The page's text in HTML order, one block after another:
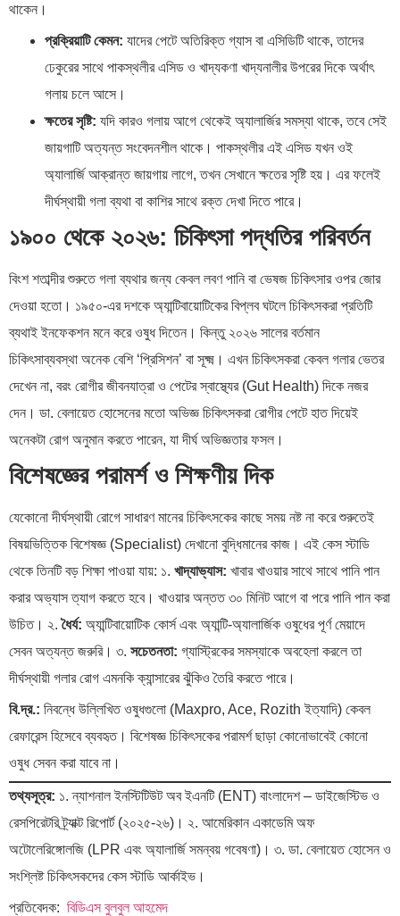
থাকেন।
প্রক্রিয়াটি কেমন: যাদের পেটে অতিরিক্ত গ্যাস বা এসিডিটি থাকে, তাদের
ঢেকুরের সাথে পাকস্থলীর এসিড ও খাদ্যকণা খাদ্যনালীর উপরের দিকে অর্থাৎ
গলায় চলে আসে।
ক্ষতের সৃষ্টি: যদি কারও গলায় আগে থেকেই অ্যালার্জির সমস্যা থাকে, তবে সেই
জায়গাটি অত্যন্ত সংবেদনশীল থাকে। পাকস্থলীর এই এসিড যখন ওই
অ্যালার্জি আক্রান্ত জায়গায় লাগে, তখন সেখানে ক্ষতের সৃষ্টি হয়। এর ফলেই
দীর্ঘস্থায়ী গলা ব্যথা বা কাশির সাথে রক্ত দেখা দিতে পারে।
১৯০০ থেকে ২০২৬: চিকিৎসা পদ্ধতির পরিবর্তন
বিংশ শতাব্দীর শুরুতে গলা ব্যথার জন্য কেবল লবণ পানি বা ভেষজ চিকিৎসার ওপর জোর
দেওয়া হতো। ১৯৫০-এর দশকে অ্যান্টিবায়োটিকের বিপ্লব ঘটলে চিকিৎসকরা প্রতিটি
ব্যথাই ইনফেকশন মনে করে ওষুধ দিতেন। কিন্তু ২০২৬ সালের বর্তমান
চিকিৎসাব্যবস্থা অনেক বেশি ‘প্রিসিশন’ বা সূক্ষ্ম। এখন চিকিৎসকরা কেবল গলার ভেতর
দেখেন না, বরং রোগীর জীবনযাত্রা ও পেটের স্বাস্থ্যের (Gut Health) দিকে নজর
দেন। ডা. বেলায়েত হোসেনের মতো অভিজ্ঞ চিকিৎসকরা রোগীর পেটে হাত দিয়েই
অনেকটা রোগ অনুমান করতে পারেন, যা দীর্ঘ অভিজ্ঞতার ফসল।
বিশেষজ্ঞের পরামর্শ ও শিক্ষণীয় দিক
যেকোনো দীর্ঘস্থায়ী রোগে সাধারণ মানের চিকিৎসকের কাছে সময় নষ্ট না করে শুরুতেই
বিষয়ভিত্তিক বিশেষজ্ঞ (Specialist) দেখানো বুদ্ধিমানের কাজ। এই কেস স্টাডি
থেকে তিনটি বড় শিক্ষা পাওয়া যায়: ১. খাদ্যাভ্যাস: খাবার খাওয়ার সাথে সাথে পানি পান
করার অভ্যাস ত্যাগ করতে হবে। খাওয়ার অন্তত ৩০ মিনিট আগে বা পরে পানি পান করা
উচিত। ২.ধৈর্য: অ্যান্টিবায়োটিক কোর্স এবং অ্যান্টি-অ্যালার্জিক ওষুধের পূর্ণ মেয়াদে
সেবন অত্যন্ত জরুরি। ৩. সচেতনতা: গ্যাস্ট্রিকের সমস্যাকে অবহেলা করলে তা
দীর্ঘস্থায়ী গলার রোগ এমনকি ক্যান্সারের ঝুঁকিও তৈরি করতে পারে।
বি.দ্র.: নিবন্ধে উল্লিখিত ওষুধগুলো (Maxpro, Ace, Rozith ইত্যাদি) কেবল
রেফারেন্স হিসেবে ব্যবহৃত। বিশেষজ্ঞ চিকিৎসকের পরামর্শ ছাড়া কোনোভাবেই কোনো
ওষুধ সেবন করা যাবে না।
তথ্যসূত্র: ১. ন্যাশনাল ইনস্টিটিউট অব ইএনটি (ENT) বাংলাদেশ – ডাইজেস্টিভ ও
রেসপিরেটরি ট্র্যাক্ট রিপোর্ট (২০২৫-২৬)। ২. আমেরিকান একাডেমি অফ
অটোলেরিঙ্গোলজি (LPR এবং অ্যালার্জি সমন্বয় গবেষণা)। ৩. ডা. বেলায়েত হোসেন ও
সংশ্লিষ্ট চিকিৎসকদের কেস স্টাডি আর্কাইভ।
প্রতিবেদক: বিডিএস বুলবুল আহমেদ